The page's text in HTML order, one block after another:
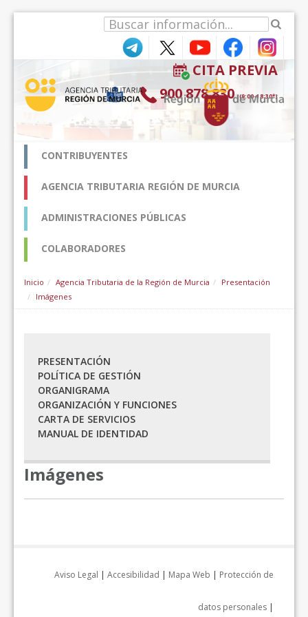
CITA PREVIA
900 878 830 (9:00-18:30*)
CONTRIBUYENTES
AGENCIA TRIBUTARIA REGIÓN DE MURCIA
ADMINISTRACIONES PÚBLICAS
COLABORADORES
Inicio Agencia Tributaria de la Región de Murcia
Presentación
Imágenes
PRESENTACIÓN
POLÍTICA DE GESTIÓN
ORGANIGRAMA
ORGANIZACIÓN Y FUNCIONES
CARTA DE SERVICIOS
MANUAL DE IDENTIDAD
Imágenes
Aviso Legal | Accesibilidad | Mapa Web | Protección de
datos personales |